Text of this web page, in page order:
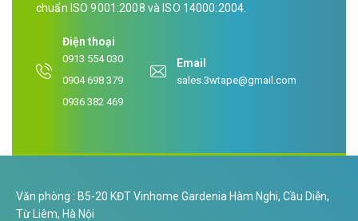
chuẩn ISO 9001:2008 và ISO 14000:2004.
Điện thoại
0913 554 030
0904 698 379
0936 382 469
Email
sales.3wtape@gmail.com
Văn phòng : B5-20 KĐT Vinhome Gardenia Hàm Nghi, Cầu Diễn,
Từ Liêm, Hà Nội